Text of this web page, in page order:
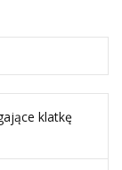
klatkę